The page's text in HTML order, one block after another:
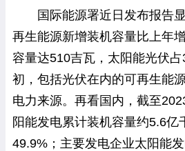
国际能源署近日发布报告显
再生能源新增装机容量比上年
容量达510吉瓦，太阳能光伏
初，包括光伏在内的可再生能
电力来源。再看国内，截至
阳能发电累计装机容量约5.6亿
49.9%；主要发电企业太阳能